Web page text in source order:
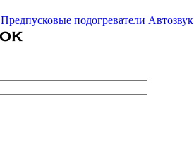
Предпусковые подогреватели Автозвук